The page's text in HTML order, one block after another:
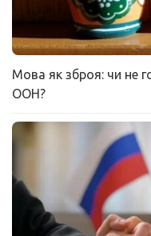
Мова як зброя: чи не
ООН?